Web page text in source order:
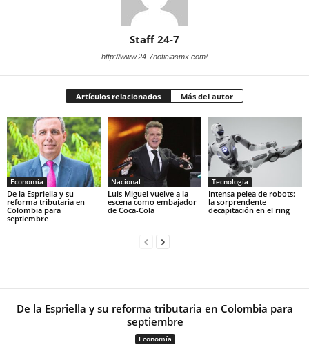
Staff 24-7
http://www.24-7noticiasmx.com/
Artículos relacionados Más del autor
Economía
De la Espriella y su
reforma tributaria en
Colombia para
septiembre
Nacional
Luis Miguel vuelve a la
escena como embajador
de Coca-Cola
Tecnología
Intensa pelea de robots:
la sorprendente
decapitación en el ring
De la Espriella y su reforma tributaria en Colombia para
septiembre
Economía